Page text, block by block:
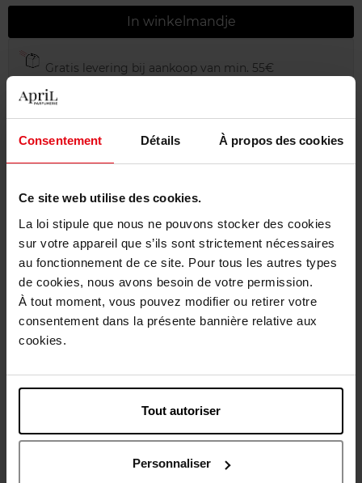
Consentement Détails À propos des cookies
Ce site web utilise des cookies.
La loi stipule que nous ne pouvons stocker des cookies
sur votre appareil que s’ils sont strictement nécessaires
au fonctionnement de ce site. Pour tous les autres types
de cookies, nous avons besoin de votre permission.
À tout moment, vous pouvez modifier ou retirer votre
consentement dans la présente bannière relative aux
cookies.
Tout autoriser
Personnaliser
In winkelmandje
Gratis levering bij aankoop van min. 55€
Gratis retour in je winkelpunt
Beschrijving
Karakteristieken
Review Beleid inzake klantbeoordelingen
Nog iets vergeten ?
Vegan